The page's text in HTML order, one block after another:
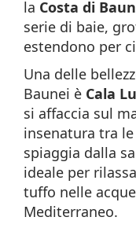
la Costa di
serie di baie,
estendono per
Una delle
Baunei è Cala
si affaccia sul
insenatura tra
spiaggia dalla
ideale per
tuffo nelle
Mediterraneo.